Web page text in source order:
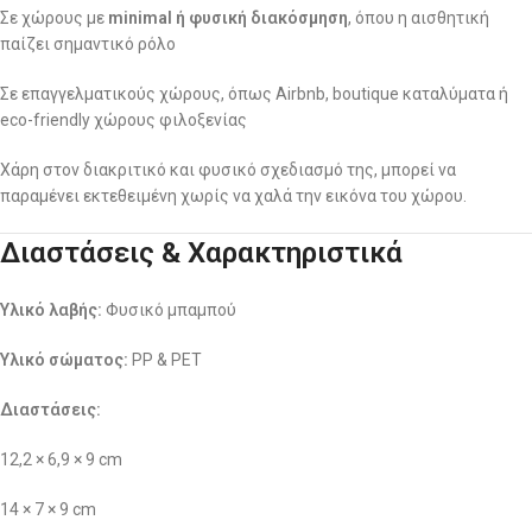
Σε χώρους με minimal ή φυσική διακόσμηση, όπου η αισθητική
παίζει σημαντικό ρόλο
Σε επαγγελματικούς χώρους, όπως Airbnb, boutique καταλύματα ή
eco-friendly χώρους φιλοξενίας
Χάρη στον διακριτικό και φυσικό σχεδιασμό της, μπορεί να
παραμένει εκτεθειμένη χωρίς να χαλά την εικόνα του χώρου.
Διαστάσεις & Χαρακτηριστικά
Υλικό λαβής: Φυσικό μπαμπού
Υλικό σώματος: PP & PET
Διαστάσεις:
12,2 × 6,9 × 9 cm
14 × 7 × 9 cm